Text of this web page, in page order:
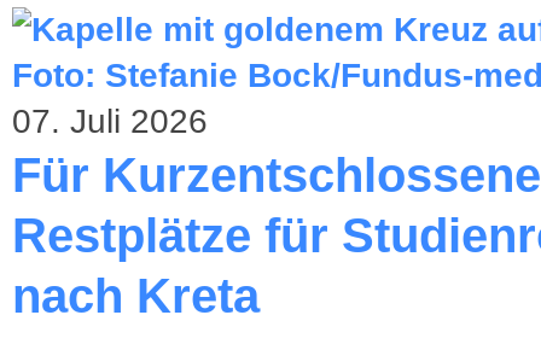
07. Juli 2026
Für
Restplätze für
nach Kreta